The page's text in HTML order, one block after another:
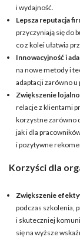
i wydajność.
Lepsza reputacja
przyczyniają się do
co z kolei ułatwia
Innowacyjność i
na nowe metody i
adaptacji zarówno u
Zwiększenie
relacje z klientami
korzystne zarówno
jak i dla
i pozytywne
Korzyści dla
Zwiększenie
podczas szkolenia,
i skuteczniej
się na wyższe